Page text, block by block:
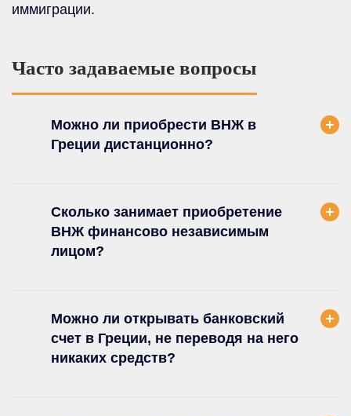
иммиграции.
Часто задаваемые вопросы
Можно ли приобрести ВНЖ в
Греции дистанционно?
Сколько занимает приобретение
ВНЖ финансово независимым
лицом?
Можно ли открывать банковский
счет в Греции, не переводя на него
никаких средств?